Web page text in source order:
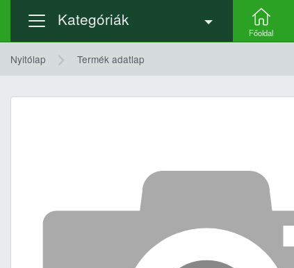
Kategóriák
Főoldal
Nyitólap Termék adatlap